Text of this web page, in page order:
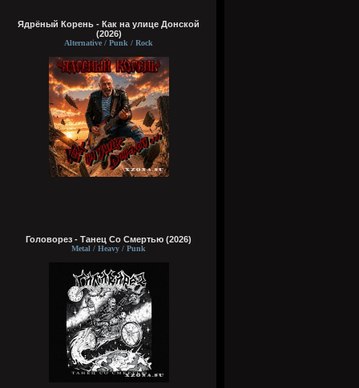
Ядрёный Корень - Как на улице Донской
(2026)
Alternative / Punk / Rock
Головорез - Tанец Со Смертью (2026)
Metal / Heavy / Punk